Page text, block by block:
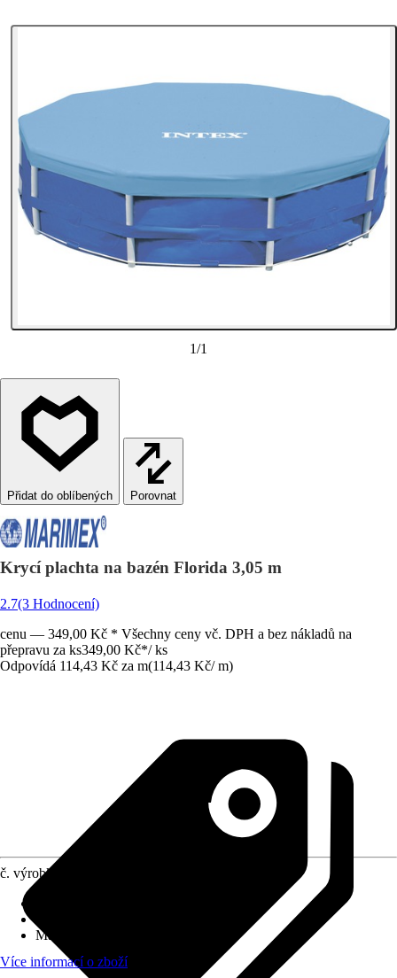
1/1
Porovnat
Krycí plachta na bazén Florida 3,05 m
2.7(3 Hodnocení)
cenu — 349,00 Kč * Všechny ceny vč. DPH a bez nákladů na
přepravu za ks349,00 Kč*/ ks
Odpovídá 114,43 Kč za m(114,43 Kč/ m)
č. výrobku
Materiál
Více informací o zboží